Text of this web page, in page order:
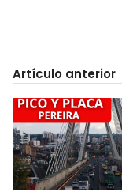
Artículo anterior